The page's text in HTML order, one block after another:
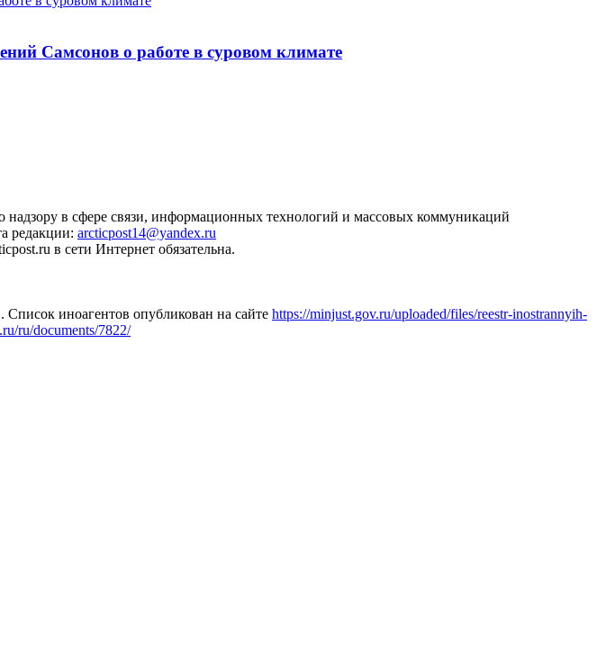
Самсонов о работе в суровом климате
в сфере связи, информационных технологий и массовых коммуникаций
редакции: arcticpost14@yandex.ru
в сети Интернет обязательна.
иноагентов опубликован на сайте https://minjust.gov.ru/uploaded/files/reestr-inostrannyih-
ru/documents/7822/